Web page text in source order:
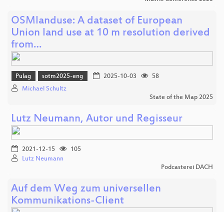
OSMlanduse: A dataset of European
Union land use at 10 m resolution derived
from…
Pulag sotm2025-eng 2025-10-03
58
Michael Schultz
State of the Map 2025
Lutz Neumann, Autor und Regisseur
2021-12-15
105
Lutz Neumann
Podcasterei DACH
Auf dem Weg zum universellen
Kommunikations-Client